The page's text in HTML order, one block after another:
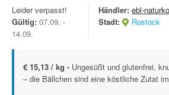
Leider verpasst!
Gültig: 07.09. -
14.09.
Händler: ebl-
Stadt:
Rostock
€ 15,13 / kg - Ungesüßt und glutenfrei,
– die Bällchen sind eine köstliche Zutat